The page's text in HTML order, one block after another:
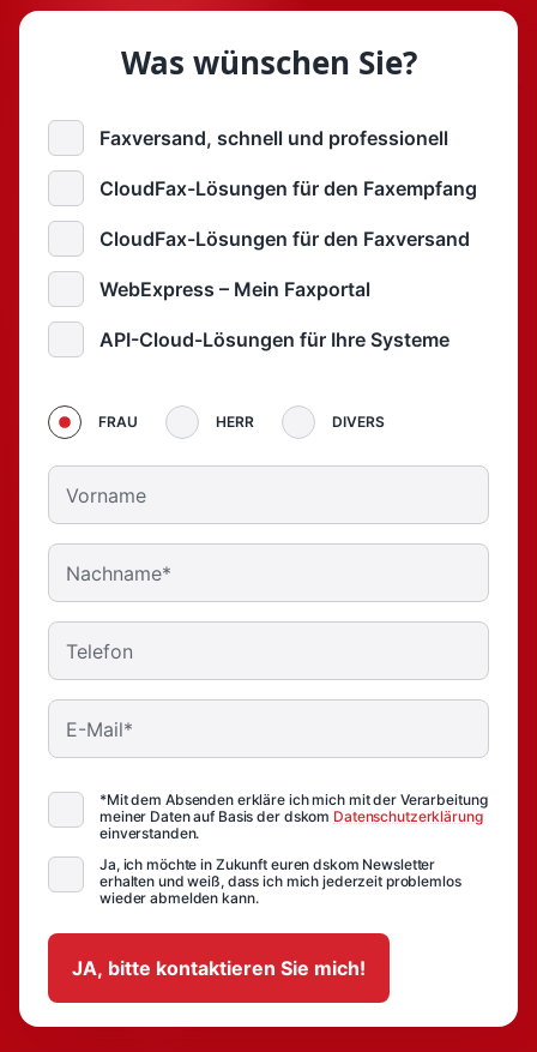
Was wünschen Sie?
Faxversand, schnell und professionell
CloudFax-Lösungen für den Faxempfang
CloudFax-Lösungen für den Faxversand
WebExpress – Mein Faxportal
API-Cloud-Lösungen für Ihre Systeme
FRAU HERR DIVERS
Vorname
Nachname*
Telefon
E-Mail*
*Mit dem Absenden erkläre ich mich mit der Verarbeitung
meiner Daten auf Basis der dskom Datenschutzerklärung
einverstanden.
Ja, ich möchte in Zukunft euren dskom Newsletter
erhalten und weiß, dass ich mich jederzeit problemlos
wieder abmelden kann.